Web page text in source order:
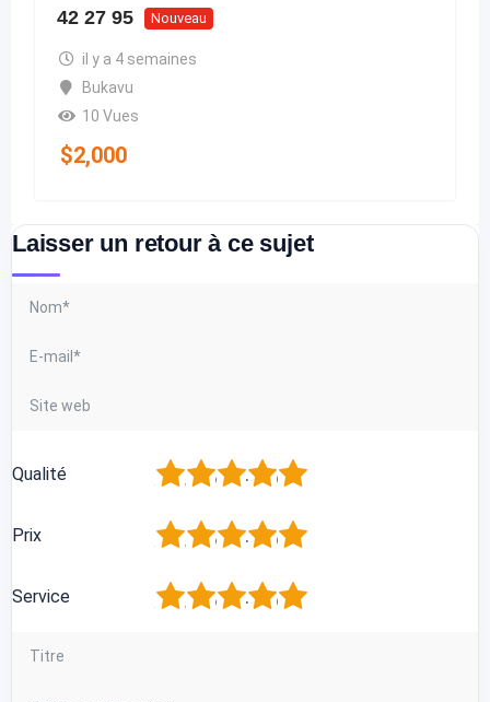
42 27 95
Nouveau
il y a 4 semaines
Bukavu
10 Vues
$2,000
Laisser un retour à ce sujet
Qualité 5
4
3
2
Prix 5
4
3
2
Service 5
4
3
2